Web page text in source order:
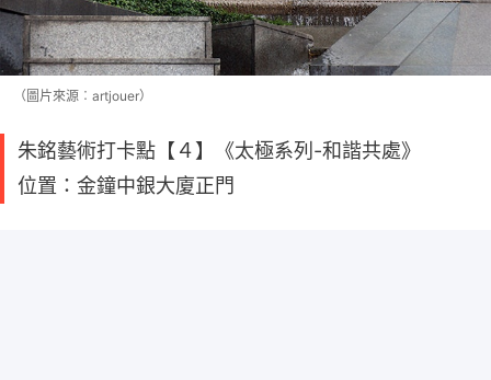
（圖片來源︰artjouer）
朱銘藝術打卡點【４】《太極系列-和諧共處》
位置：金鐘中銀大廈正門